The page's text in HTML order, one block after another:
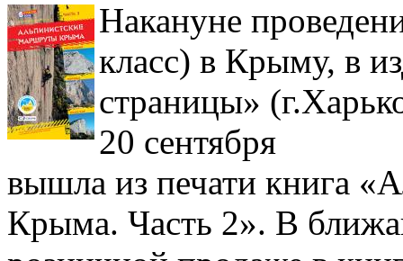
Накануне
класс) в Крыму, в
страницы»
20 сентября
вышла из печати книга
Крыма. Часть 2». В